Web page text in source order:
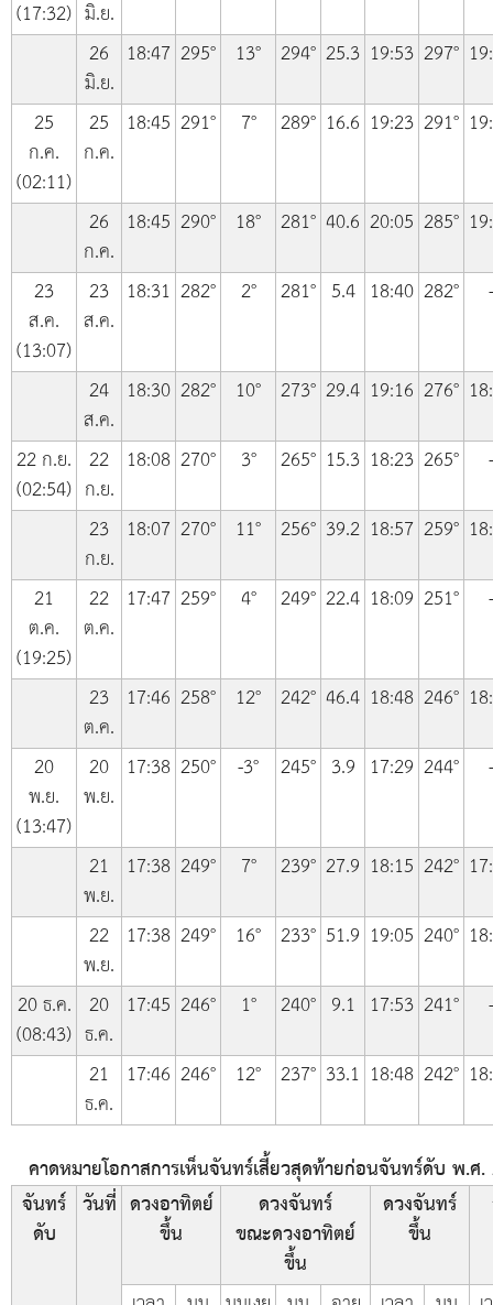
(17:32) มิ.ย.
26
มิ.ย.
18:47 295° 13° 294° 25.3 19:53 297°
25
ก.ค.
(02:11)
25
ก.ค.
18:45 291° 7° 289° 16.6 19:23 291°
26
ก.ค.
18:45 290° 18° 281° 40.6 20:05 285°
23
ส.ค.
(13:07)
23
ส.ค.
18:31 282° 2° 281° 5.4 18:40 282° -
24
ส.ค.
18:30 282° 10° 273° 29.4 19:16 276°
22 ก.ย.
(02:54)
22
ก.ย.
18:08 270° 3° 265° 15.3 18:23 265°
-
23
ก.ย.
18:07 270° 11° 256° 39.2 18:57 259°
21
ต.ค.
(19:25)
22
ต.ค.
17:47 259° 4° 249° 22.4 18:09 251° -
23
ต.ค.
17:46 258° 12° 242° 46.4 18:48 246°
20
พ.ย.
(13:47)
20
พ.ย.
17:38 250° -3° 245° 3.9 17:29 244° -
21
พ.ย.
17:38 249° 7° 239° 27.9 18:15 242°
22
พ.ย.
17:38 249° 16° 233° 51.9 19:05 240°
20 ธ.ค.
(08:43)
20
ธ.ค.
17:45 246° 1° 240° 9.1 17:53 241°
-
21
ธ.ค.
17:46 246° 12° 237° 33.1 18:48 242°
คาดหมายโอกาสการเห็นจันทร์เสี้ยวสุดท้ายก่อนจันทร์ดับ พ.
จันทร์
ดับ
วันที่ ดวงอาทิตย์
ขึ้น
ดวงจันทร์
ขณะดวงอาทิตย์
ขึ้น
ดวงจันทร์
ขึ้น